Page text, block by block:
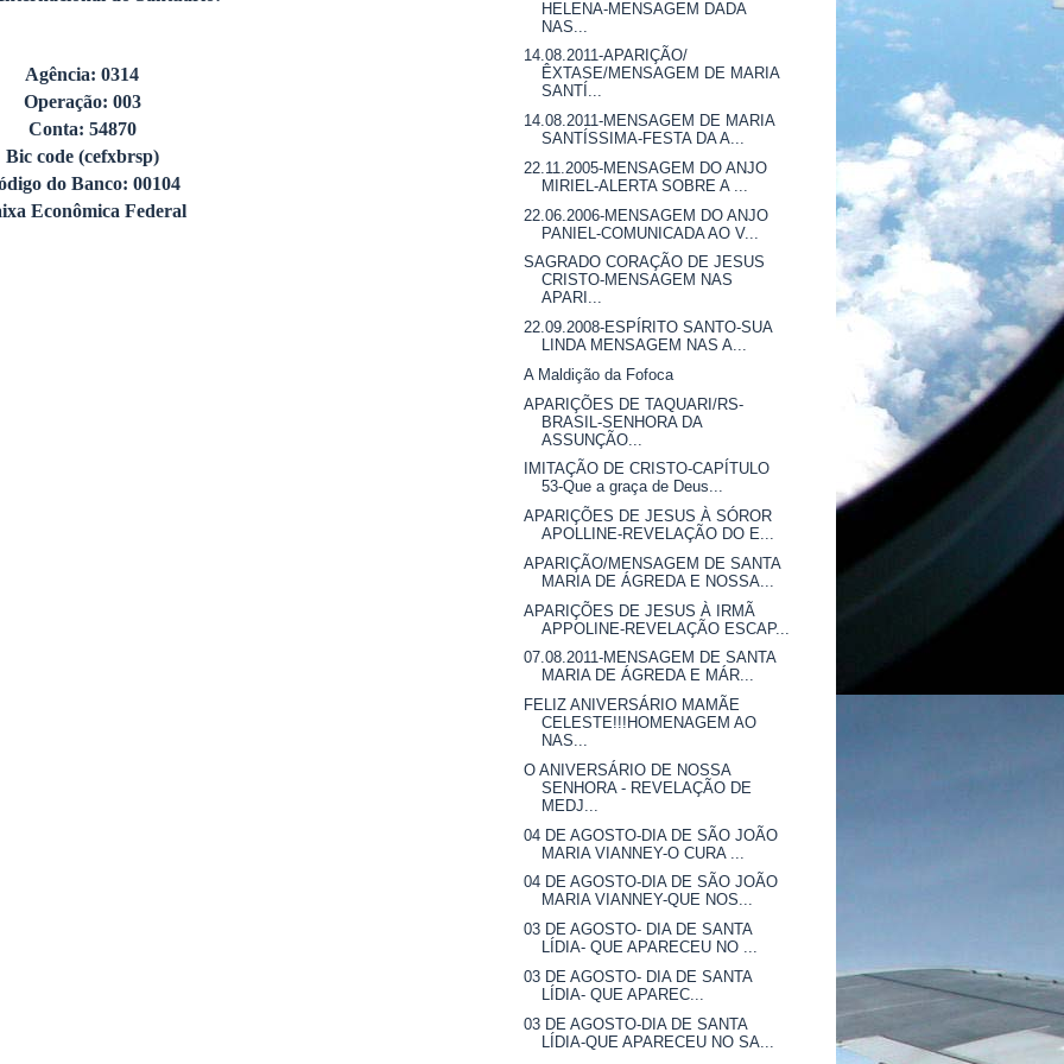
Agência: 0314
Operação: 003
Conta: 54870
Bic code (cefxbrsp)
do Banco: 00104
Econômica Federal
HELENA-MENSAGEM DADA
NAS...
14.08.2011-APARIÇÃO/
ÊXTASE/MENSAGEM DE MARIA
SANTÍ...
14.08.2011-MENSAGEM DE MARIA
SANTÍSSIMA-FESTA DA A...
22.11.2005-MENSAGEM DO ANJO
MIRIEL-ALERTA SOBRE A ...
22.06.2006-MENSAGEM DO ANJO
PANIEL-COMUNICADA AO V...
SAGRADO CORAÇÃO DE JESUS
CRISTO-MENSAGEM NAS
APARI...
22.09.2008-ESPÍRITO SANTO-SUA
LINDA MENSAGEM NAS A...
A Maldição da Fofoca
APARIÇÕES DE TAQUARI/RS-
BRASIL-SENHORA DA
ASSUNÇÃO...
IMITAÇÃO DE CRISTO-CAPÍTULO
53-Que a graça de Deus...
APARIÇÕES DE JESUS À SÓROR
APOLLINE-REVELAÇÃO DO E...
APARIÇÃO/MENSAGEM DE SANTA
MARIA DE ÁGREDA E NOSSA...
APARIÇÕES DE JESUS À IRMÃ
APPOLINE-REVELAÇÃO ESCAP...
07.08.2011-MENSAGEM DE SANTA
MARIA DE ÁGREDA E MÁR...
FELIZ ANIVERSÁRIO MAMÃE
CELESTE!!!HOMENAGEM AO
NAS...
O ANIVERSÁRIO DE NOSSA
SENHORA - REVELAÇÃO DE
MEDJ...
04 DE AGOSTO-DIA DE SÃO JOÃO
MARIA VIANNEY-O CURA ...
04 DE AGOSTO-DIA DE SÃO JOÃO
MARIA VIANNEY-QUE NOS...
03 DE AGOSTO- DIA DE SANTA
LÍDIA- QUE APARECEU NO ...
03 DE AGOSTO- DIA DE SANTA
LÍDIA- QUE APAREC...
03 DE AGOSTO-DIA DE SANTA
LÍDIA-QUE APARECEU NO SA...